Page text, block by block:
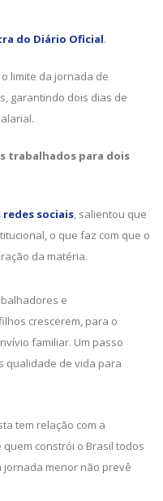
do Diário Oficial.
limite da jornada de
garantindo dois dias de
trabalhados para dois
sociais, salientou que
o que faz com que o
da matéria.
e
crescerem, para o
familiar. Um passo
qualidade de vida para
tem relação com a
constrói o Brasil todos
jornada menor não prevê